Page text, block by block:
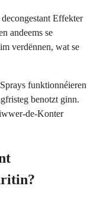
Effekter
andeems se
verdënnen, wat se
funktionnéieren
benotzt ginn.
de-Konter